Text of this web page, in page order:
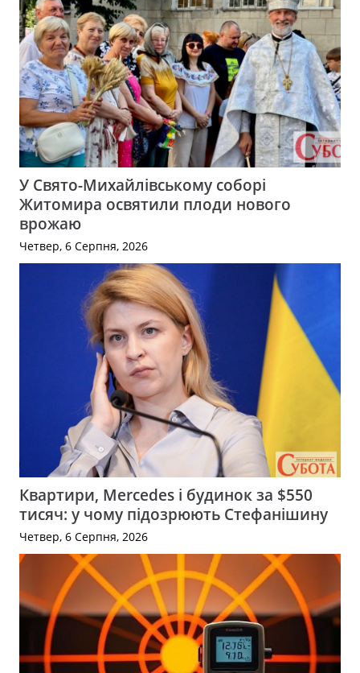
У Свято-Михайлівському соборі
Житомира освятили плоди нового
врожаю
Четвер, 6 Серпня, 2026
Квартири, Mercedes і будинок за $550
тисяч: у чому підозрюють Стефанішину
Четвер, 6 Серпня, 2026